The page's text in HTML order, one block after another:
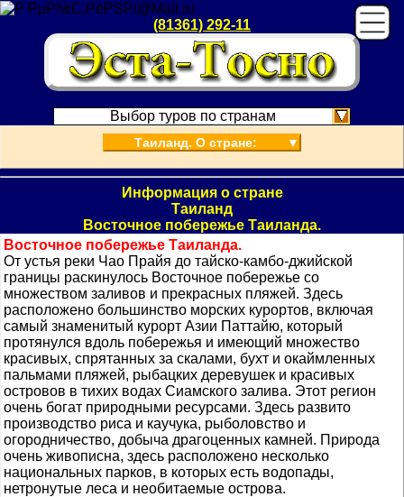
(81361) 292-11
Выбор туров по странам
Таиланд. О стране: ▼
Информация о стране
Таиланд
Восточное побережье Таиланда.
Восточное побережье Таиланда.
От устья реки Чао Прайя до тайско-камбо-джийской
границы раскинулось Восточное побережье со
множеством заливов и прекрасных пляжей. Здесь
расположено большинство морских курортов, включая
самый знаменитый курорт Азии Паттайю, который
протянулся вдоль побережья и имеющий множество
красивых, спрятанных за скалами, бухт и окаймленных
пальмами пляжей, рыбацких деревушек и красивых
островов в тихих водах Сиамского залива. Этот регион
очень богат природными ресурсами. Здесь развито
производство риса и каучука, рыболовство и
огородничество, добыча драгоценных камней. Природа
очень живописна, здесь расположено несколько
национальных парков, в которых есть водопады,
нетронутые леса и необитаемые острова.